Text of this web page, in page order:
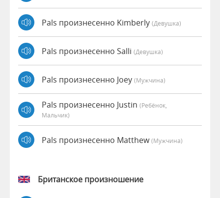
Pals произнесенно Kimberly (девушка)
Pals произнесенно Salli (девушка)
Pals произнесенно Joey (мужчина)
Pals произнесенно Justin (Ребёнок,
Мальчик)
Pals произнесенно Matthew(мужчина)
Британское произношение